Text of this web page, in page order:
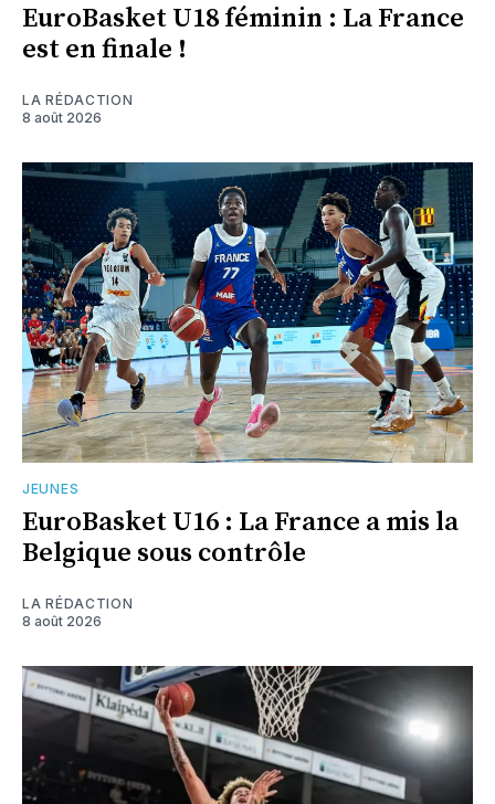
EuroBasket U18 féminin : La France
est en finale !
LA RÉDACTION
8 août 2026
JEUNES
EuroBasket U16 : La France a mis la
Belgique sous contrôle
LA RÉDACTION
8 août 2026